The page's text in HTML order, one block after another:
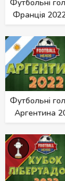
Футбольні
Франція
Футбольні
Аргентина